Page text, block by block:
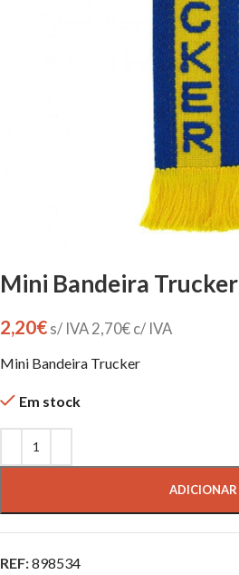
Mini Bandeira Trucker
2,20€ s/ IVA 2,70€ c/ IVA
Mini Bandeira Trucker
Em stock
ADICIONAR
REF:898534